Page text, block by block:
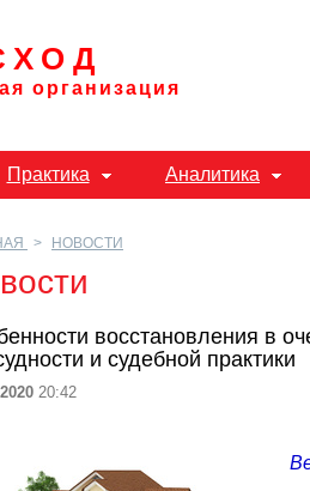
организация
Практика Аналитика
НОВОСТИ
восстановления в
и судебной практики
20:42